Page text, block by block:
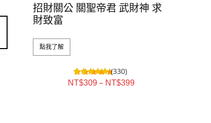
招財關公 關聖帝君 武財神 求
財致富
點我了解
(330)
NT$309 – NT$399